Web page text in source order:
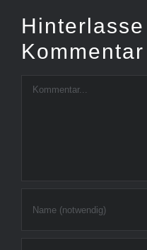
Kommentar